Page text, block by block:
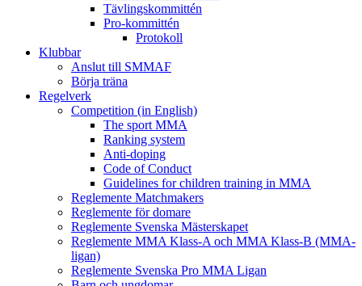
Tävlingskommittén
Pro-kommittén
Protokoll
Klubbar
Anslut till SMMAF
Börja träna
Regelverk
Competition (in English)
The sport MMA
Ranking system
Anti-doping
Code of Conduct
Guidelines for children training in MMA
Reglemente Matchmakers
Reglemente för domare
Reglemente Svenska Mästerskapet
Reglemente MMA Klass-A och MMA Klass-B (MMA-
ligan)
Reglemente Svenska Pro MMA Ligan